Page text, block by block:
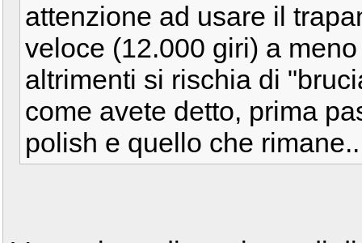
attenzione ad usare il
veloce (12.000 giri) a
altrimenti si rischia di
come avete detto, prima
polish e quello che